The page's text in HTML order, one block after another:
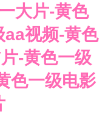
大片-黄色
aa视频-黄色
-黄色一级
色一级电影